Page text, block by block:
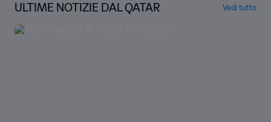
ULTIME NOTIZIE DAL QATAR Vedi tutto